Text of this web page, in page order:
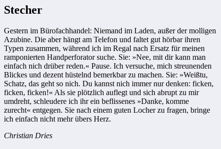
Stecher
Gestern im Bürofachhandel: Niemand im Laden, außer der molligen
Azubine. Die aber hängt am Telefon und faltet gut hörbar ihren
Typen zusammen, während ich im Regal nach Ersatz für meinen
ramponierten Handperforator suche. Sie: »Nee, mit dir kann man
einfach nich drüber reden.« Pause. Ich versuche, mich streunenden
Blickes und dezent hüstelnd bemerkbar zu machen. Sie: »Weißtu,
Schatz, das geht so nich. Du kannst nich immer nur denken: ficken,
ficken, ficken!« Als sie plötzlich auflegt und sich abrupt zu mir
umdreht, schleudere ich ihr ein beflissenes »Danke, komme
zurecht« entgegen. Sie nach einem guten Locher zu fragen, bringe
ich einfach nicht mehr übers Herz.
Christian Dries